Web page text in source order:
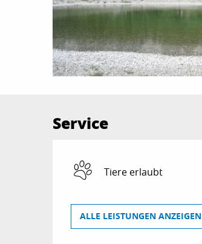
Service
Tiere erlaubt
ALLE LEISTUNGEN ANZEIGEN